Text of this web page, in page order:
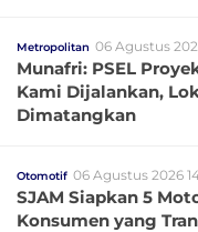
Metropolitan 06 Agustus
Munafri: PSEL
Kami Dijalankan,
Dimatangkan
Otomotif 06 Agustus 2026
SJAM Siapkan 5
Konsumen yang